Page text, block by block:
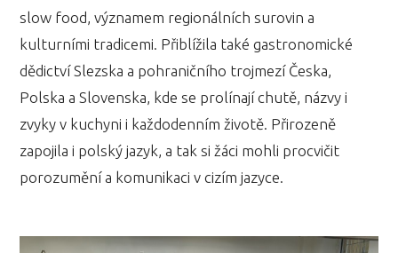
slow food, významem regionálních surovin a
kulturními tradicemi. Přiblížila také gastronomické
dědictví Slezska a pohraničního trojmezí Česka,
Polska a Slovenska, kde se prolínají chutě, názvy i
zvyky v kuchyni i každodenním životě. Přirozeně
zapojila i polský jazyk, a tak si žáci mohli procvičit
porozumění a komunikaci v cizím jazyce.